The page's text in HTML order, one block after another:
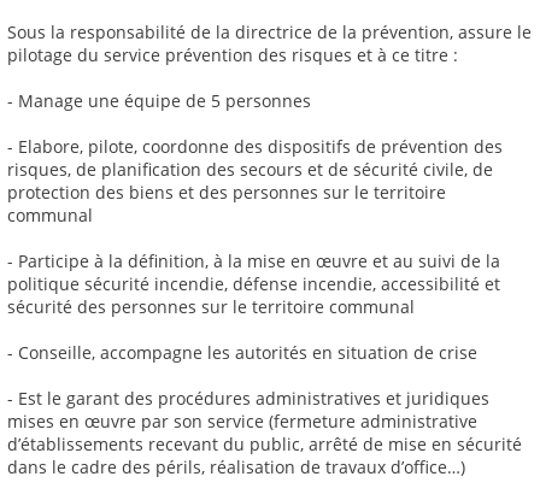
Sous la responsabilité de la directrice de la prévention, assure le
pilotage du service prévention des risques et à ce titre :
- Manage une équipe de 5 personnes
- Elabore, pilote, coordonne des dispositifs de prévention des
risques, de planification des secours et de sécurité civile, de
protection des biens et des personnes sur le territoire
communal
- Participe à la définition, à la mise en œuvre et au suivi de la
politique sécurité incendie, défense incendie, accessibilité et
sécurité des personnes sur le territoire communal
- Conseille, accompagne les autorités en situation de crise
- Est le garant des procédures administratives et juridiques
mises en œuvre par son service (fermeture administrative
d’établissements recevant du public, arrêté de mise en sécurité
dans le cadre des périls, réalisation de travaux d’office…)